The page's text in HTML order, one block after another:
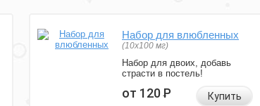
Набор для влюбленных
(10х100 мг)
Набор для двоих, добавь
страсти в постель!
от 120Р Купить